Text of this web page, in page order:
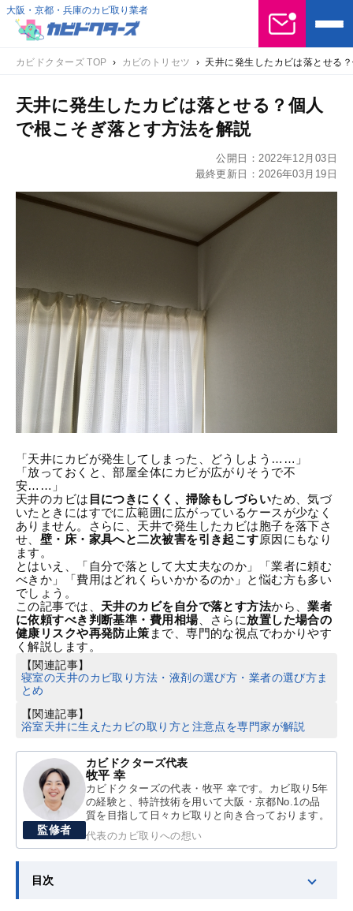
大阪・京都・兵庫のカビ取り業者
カビドクターズ TOP › カビのトリセツ › 天井に発生したカビは落とせる
天井に発生したカビは落とせる？個人
で根こそぎ落とす方法を解説
公開日：2022年12月03日
最終更新日：2026年03月19日
「天井にカビが発生してしまった、どうしよう……」
「放っておくと、部屋全体にカビが広がりそうで不
安……」
天井のカビは 目につきにくく、掃除もしづらいため、気づ
いたときにはすでに広範囲に広がっているケースが少なく
ありません。さらに、天井で発生したカビは胞子を落下さ
せ、 壁・床・家具へと二次被害を引き起こす原因にもなり
ます。
とはいえ、「自分で落として大丈夫なのか」「業者に頼む
べきか」「費用はどれくらいかかるのか」と悩む方も多い
でしょう。
この記事では、 天井のカビを自分で落とす方法から、業者
に依頼すべき判断基準・費用相場、さらに放置した場合の
健康リスクや再発防止策 まで、専門的な視点でわかりやす
く解説します。
【関連記事】
寝室の天井のカビ取り方法・液剤の選び方・業者の選び方ま
とめ
【関連記事】
浴室天井に生えたカビの取り方と注意点を専門家が解説
監修者
カビドクターズ代表
牧平 幸
カビドクターズの代表・牧平 幸です。カビ取り5年
の経験と、特許技術を用いて大阪・京都No.1の品
質を目指して日々カビ取りと向き合っております。
代表のカビ取りへの想い
目次